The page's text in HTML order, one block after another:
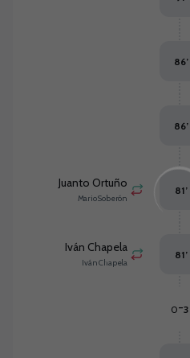
86’
86’
Juanto Ortuño
Mario Soberón
81’
Iván Chapela
Iván Chapela
81’
0-3